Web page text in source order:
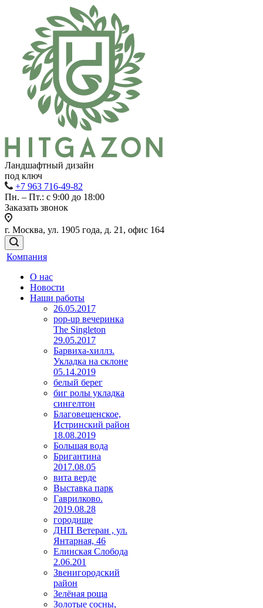
Ландшафтный дизайн
под ключ
+7 963 716-49-82
Пн. – Пт.: с 9:00 до 18:00
Заказать звонок
г. Москва, ул. 1905 года, д. 21, офис 164
Компания
О нас
Новости
Наши работы
26.05.2017
pop-up вечеринка
The Singleton
29.05.2017
Барвиха-хиллз.
Укладка на склоне
05.14.2019
белый берег
биг ролы укладка
сингелтон
Благовещенское,
Истринский район
18.08.2019
Большая вода
Бригантина
2017.08.05
вита верде
Выставка парк
Гаврилково.
2019.08.28
городище
ДНП Ветеран , ул.
Янтарная, 46
Елинская Слобода
2.06.201
Звенигородский
район
Зелёная роща
Золотые сосны,